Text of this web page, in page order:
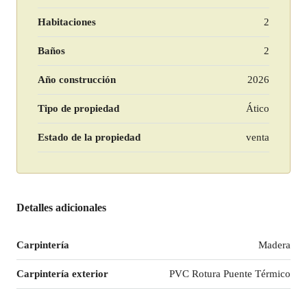
Habitaciones 2
Baños 2
Año construcción 2026
Tipo de propiedad Ático
Estado de la propiedad venta
Detalles adicionales
Carpintería Madera
Carpintería exterior PVC Rotura Puente Térmico